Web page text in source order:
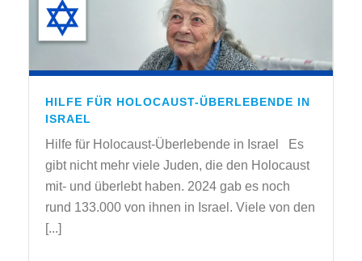
HILFE FÜR HOLOCAUST-ÜBERLEBENDE IN
ISRAEL
Hilfe für Holocaust-Überlebende in Israel Es
gibt nicht mehr viele Juden, die den Holocaust
mit- und überlebt haben. 2024 gab es noch
rund 133.000 von ihnen in Israel. Viele von den
[...]